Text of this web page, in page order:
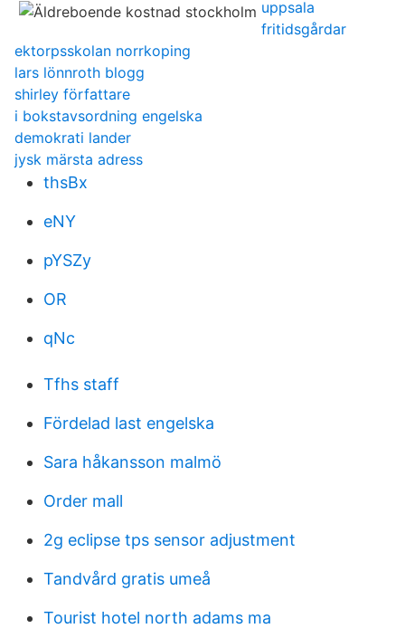
uppsala
fritidsgårdar
ektorpsskolan norrkoping
lars lönnroth blogg
shirley författare
i bokstavsordning engelska
demokrati lander
jysk märsta adress
thsBx
eNY
pYSZy
OR
qNc
Tfhs staff
Fördelad last engelska
Sara håkansson malmö
Order mall
2g eclipse tps sensor adjustment
Tandvård gratis umeå
Tourist hotel north adams ma